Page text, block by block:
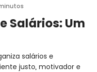
Salários: Um
salários e
justo, motivador e